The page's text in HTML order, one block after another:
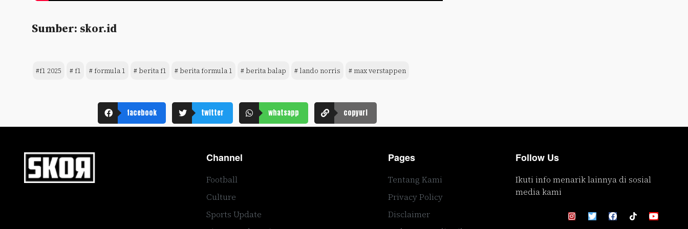
Sumber: skor.id
#f1 2025 # f1 # formula 1 # berita f1 # berita formula 1 # berita balap # lando norris # max verstappen
facebook twitter whatsapp copyurl
Channel
Football
Culture
Sports Update
Pages
Tentang Kami
Privacy Policy
Disclaimer
Follow Us
Ikuti info menarik lainnya di sosial
media kami